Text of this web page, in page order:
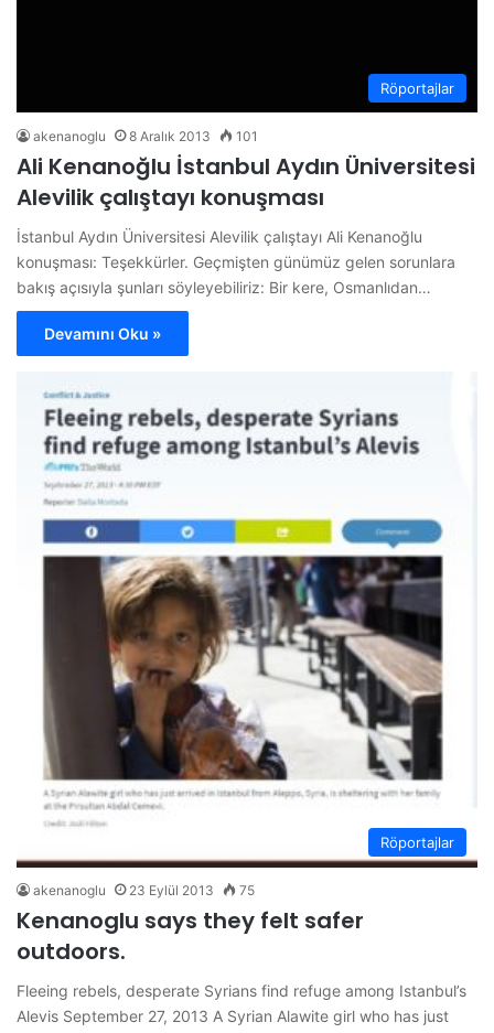
Röportajlar
akenanoglu 8 Aralık 2013 101
Ali Kenanoğlu İstanbul Aydın Üniversitesi
Alevilik çalıştayı konuşması
İstanbul Aydın Üniversitesi Alevilik çalıştayı Ali Kenanoğlu
konuşması: Teşekkürler. Geçmişten günümüz gelen sorunlara
bakış açısıyla şunları söyleyebiliriz: Bir kere, Osmanlıdan…
Devamını Oku »
Röportajlar
akenanoglu 23 Eylül 2013 75
Kenanoglu says they felt safer
outdoors.
Fleeing rebels, desperate Syrians find refuge among Istanbul’s
Alevis September 27, 2013 A Syrian Alawite girl who has just